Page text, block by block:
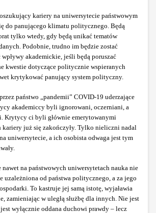
kariery na uniwersytecie państwowym
do panującego klimatu politycznego. Będą
tylko wtedy, gdy będą unikać tematów
Podobnie, trudno im będzie zostać
akademickie, jeśli będą poruszać
kwestie dotyczące politycznie wspieranych
krytykować panujący system polityczny.
państwo „pandemii” COVID-19 uderzające
akademiccy byli ignorowani, oczerniani, a
Krytycy ci byli głównie emerytowanymi
kariery już się zakończyły. Tylko nieliczni nadal
uniwersytecie, a ich osobista odwaga jest tym
na państwowych uniwersytetach nauka nie
uzależniona od państwa politycznego, a za jego
To kastruje jej samą istotę, wyjaławia
zamieniając w uległą służbę dla innych. Nie jest
wyłącznie oddana duchowi prawdy – lecz